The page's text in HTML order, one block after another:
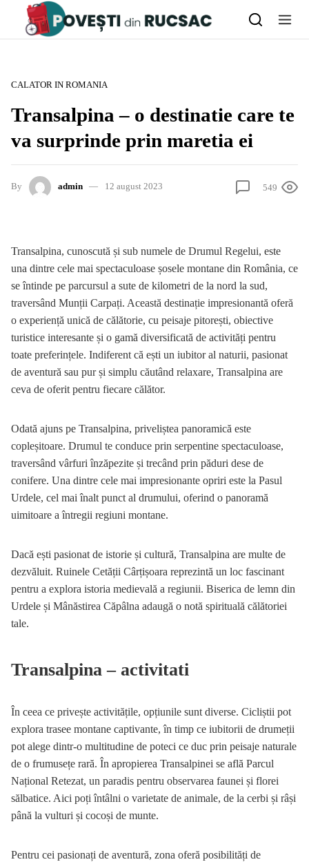
Skip to content
CALATOR IN ROMANIA
Transalpina – o destinatie care te
va surprinde prin maretia ei
By admin 12 august 2023 549
Transalpina, cunoscută și sub numele de Drumul Regelui, este
una dintre cele mai spectaculoase șosele montane din România, ce
se întinde pe parcursul a sute de kilometri de la nord la sud,
traversând Munții Carpați. Această destinație impresionantă oferă
o experiență unică de călătorie, cu peisaje pitorești, obiective
turistice interesante și o gamă diversificată de activități pentru
toate preferințele. Indiferent că ești un iubitor al naturii, pasionat
de aventură sau pur și simplu căutând relaxare, Transalpina are
ceva de oferit pentru fiecare călător.
Odată ajuns pe Transalpina, priveliștea panoramică este
copleșitoare. Drumul te conduce prin serpentine spectaculoase,
traversând vârfuri înzăpezite și trecând prin păduri dese de
conifere. Una dintre cele mai impresionante opriri este la Pasul
Urdele, cel mai înalt punct al drumului, oferind o panoramă
uimitoare a întregii regiuni montane.
Dacă ești pasionat de istorie și cultură, Transalpina are multe de
dezvăluit. Ruinele Cetății Cârțișoara reprezintă un loc fascinant
pentru a explora istoria medievală a regiunii. Biserica de lemn din
Urdele și Mânăstirea Căpâlna adaugă o notă spirituală călătoriei
tale.
Transalpina – activitati
În ceea ce privește activitățile, opțiunile sunt diverse. Cicliștii pot
explora trasee montane captivante, în timp ce iubitorii de drumeții
pot alege dintr-o multitudine de poteci ce duc prin peisaje naturale
de o frumusețe rară. În apropierea Transalpinei se află Parcul
Național Retezat, un paradis pentru observarea faunei și florei
sălbatice. Aici poți întâlni o varietate de animale, de la cerbi și râși
până la vulturi și cocoși de munte.
Pentru cei pasionați de aventură, zona oferă posibilități de